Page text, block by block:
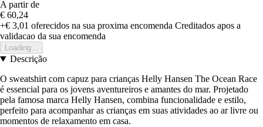
A partir de
€ 60,24
+€ 3,01 oferecidos na sua proxima encomenda Creditados apos a
validacao da sua encomenda
Loading...
Descrição
O sweatshirt com capuz para crianças Helly Hansen The Ocean Race
é essencial para os jovens aventureiros e amantes do mar. Projetado
pela famosa marca Helly Hansen, combina funcionalidade e estilo,
perfeito para acompanhar as crianças em suas atividades ao ar livre ou
momentos de relaxamento em casa.